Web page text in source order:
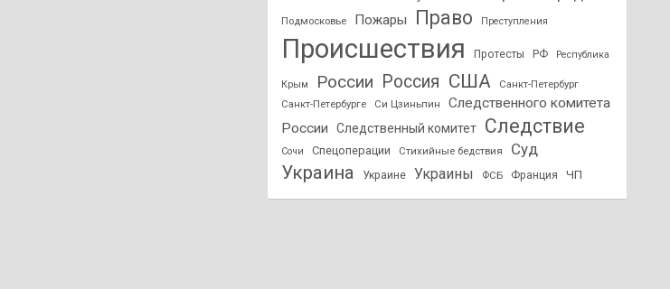
Подмосковье Пожары Право Преступления
Происшествия Протесты РФ Республика
Крым России Россия США
Санкт-Петербург
Санкт-Петербурге
Си Цзиньпин
Следственного комитета
России
Следственный комитет Следствие
Сочи Спецоперации Стихийные бедствия Суд
Украина Украине Украины ФСБ Франция ЧП